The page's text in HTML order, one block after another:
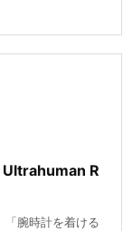
Ultrahuman R
「腕時計を着ける